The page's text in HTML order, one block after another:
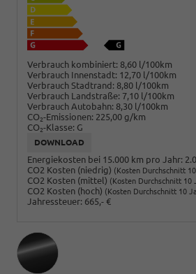
Verbrauch kombiniert: 8,60 l/100km
Verbrauch Innenstadt: 12,70 l/100km
Verbrauch Stadtrand: 8,80 l/100km
Verbrauch Landstraße: 7,10 l/100km
Verbrauch Autobahn: 8,30 l/100km
CO2-Emissionen: 225,00 g/km
CO2-Klasse: G
DOWNLOAD
Energiekosten bei 15.000 km pro Jahr:
CO2 Kosten (niedrig) (Kosten Durchschnitt
CO2 Kosten (mittel) (Kosten Durchschnitt 10
CO2 Kosten (hoch) (Kosten Durchschnitt 10
Jahressteuer: 665,- €